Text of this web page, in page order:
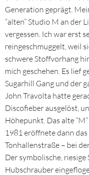
Generation geprägt.
“alten” Studio M an der
vergessen. Ich war erst
reingeschmuggelt, weil
schwere Stoffvorhang
mich geschehen. Es lief
Sugarhill Gang und der
John Travolta hatte
Discofieber ausgelöst,
Höhepunkt. Das alte
1981 eröffnete dann das
Tonhallenstraße – bei
Der symbolische,
Hubschrauber